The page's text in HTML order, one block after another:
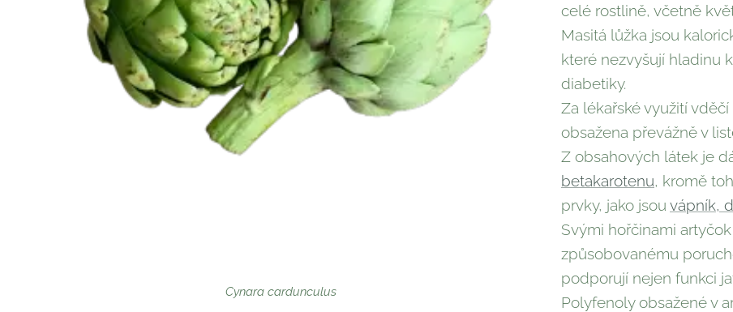
Cynara cardunculus
celé rostlině, včetně
Masitá lůžka jsou
které nezvyšují hladinu
diabetiky.
Za lékařské využití
obsažena převážně v
Z obsahových látek je
betakarotenu, kromě
prvky, jako jsou vápník,
Svými hořčinami
způsobovanému
podporují nejen funkci
Polyfenoly obsažené v